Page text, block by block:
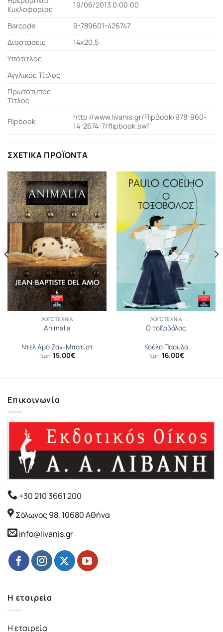
Κυκλοφορίας
19/06/2013 0:00:00
Barcode
9-789601-426747
Διαστάσεις
14x20,5
Υπότιτλος
Αγγλικός Τίτλος
Πρωτότυπος
Τίτλος
Flipbook
http://www.livanis.gr/FlipBook/978-960-
14-2674-7/flipbook.swf
ΣΧΕΤΙΚΆ ΠΡΟΪΌΝΤΑ
ΛΟΓΟΤΕΧΝΊΑ
Animalia
Ντελ Αµό Ζαν-Μπατίστ
Τιμή: 15.00€
ΛΟΓΟΤΕΧΝΊΑ
Ο τοξοβόλος
Κοέλο Πάουλο
Τιμή: 16.00€
Επικοινωνία
+30 210 3661 200
Σόλωνος 98, 10680 Αθήνα
info@livanis.gr
Η εταιρεία
Η εταιρεία